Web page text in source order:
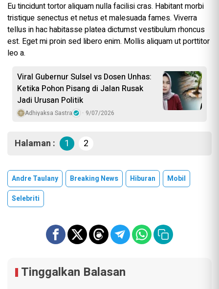
Eu tincidunt tortor aliquam nulla facilisi cras. Habitant morbi
tristique senectus et netus et malesuada fames. Viverra
tellus in hac habitasse platea dictumst vestibulum rhoncus
est. Eget mi proin sed libero enim. Mollis aliquam ut porttitor
leo a.
Viral Gubernur Sulsel vs Dosen Unhas:
Ketika Pohon Pisang di Jalan Rusak
Jadi Urusan Politik
Adhiyaksa Sastra 9/07/2026
Halaman : 1 2
Andre Taulany Breaking News Hiburan
Mobil
Selebriti
Tinggalkan Balasan